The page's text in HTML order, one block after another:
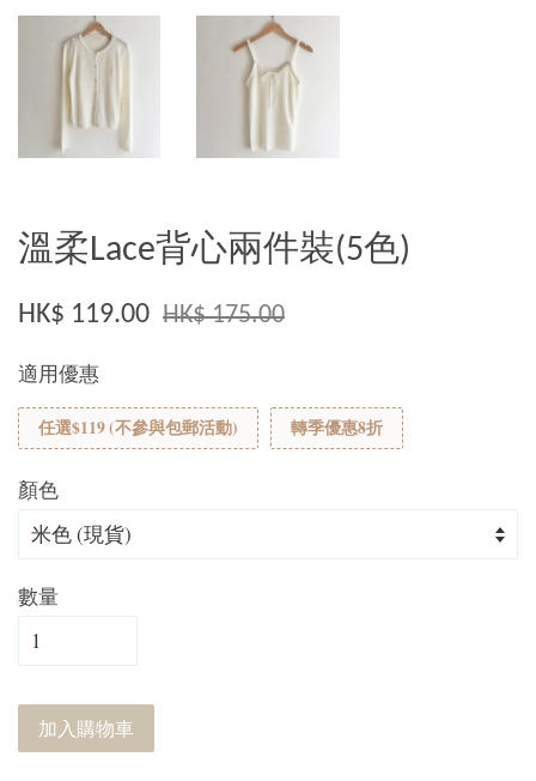
溫柔Lace背心兩件裝(5色)
HK$ 119.00 HK$ 175.00
適用優惠
任選$119 (不參與包郵活動) 轉季優惠8折
顏色
數量
加入購物車